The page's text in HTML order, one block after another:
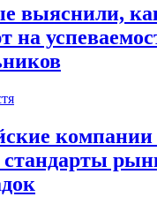
выяснили,
на
компании